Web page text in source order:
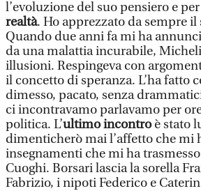
l’evoluzione del suo pensiero e
realtà. Ho apprezzato da sempre il
Quando due anni fa mi ha
da una malattia incurabile,
illusioni. Respingeva con
il concetto di speranza. L’ha fatto
dimesso, pacato, senza
ci incontravamo parlavamo per
politica. L’ultimo incontroè stato
dimenticherò mai l’affetto che mi
insegnamenti che mi ha
Cuoghi. Borsari lascia la sorella
Fabrizio, i nipoti Federico e